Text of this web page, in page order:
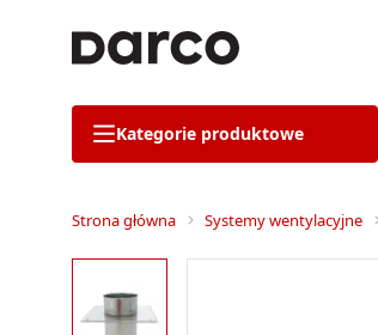
Kategorie produktowe
Strona główna Systemy wentylacyjne